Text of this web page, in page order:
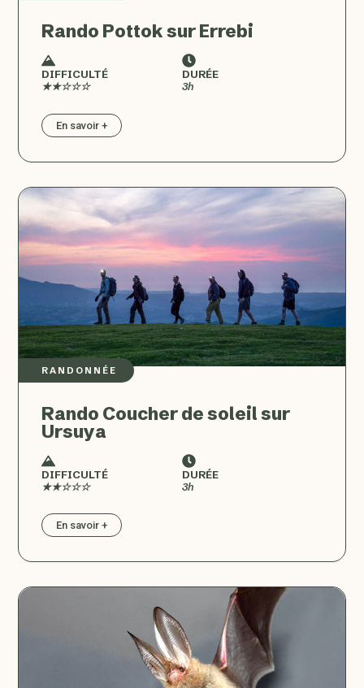
Rando Pottok sur Errebi
DIFFICULTÉ
★★☆☆☆
DURÉE
3h
En savoir +
RANDONNÉE
Rando Coucher de soleil sur
Ursuya
DIFFICULTÉ
★★☆☆☆
DURÉE
3h
En savoir +